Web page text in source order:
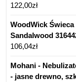
122,00zł
WoodWick
Sandalwood
106,04zł
Mohani -
- jasne drewno,